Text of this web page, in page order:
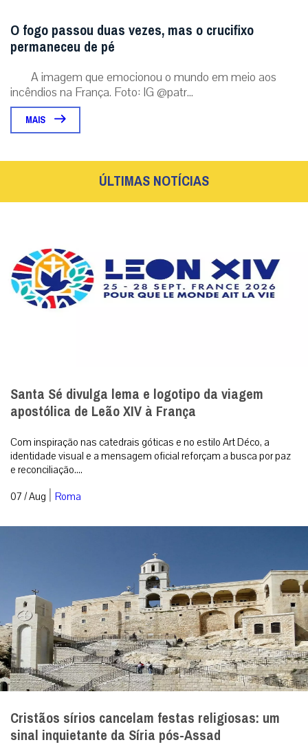
O fogo passou duas vezes, mas o crucifixo
permaneceu de pé
A imagem que emocionou o mundo em meio aos
incêndios na França. Foto: IG @patr...
MAIS
ÚLTIMAS NOTÍCIAS
Santa Sé divulga lema e logotipo da viagem
apostólica de Leão XIV à França
Com inspiração nas catedrais góticas e no estilo Art Déco, a
identidade visual e a mensagem oficial reforçam a busca por paz
e reconciliação....
07 / Aug | Roma
Cristãos sírios cancelam festas religiosas: um
sinal inquietante da Síria pós-Assad